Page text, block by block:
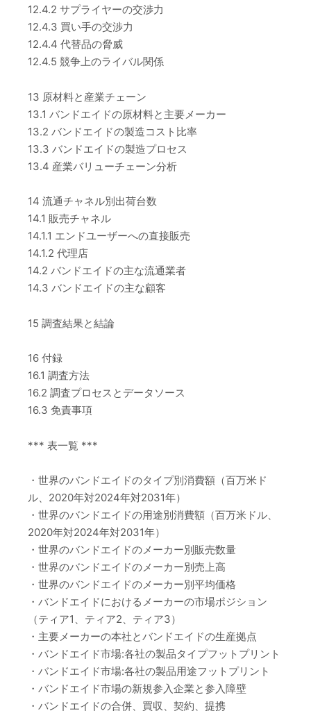
12.4.2 サプライヤーの交渉力
12.4.3 買い手の交渉力
12.4.4 代替品の脅威
12.4.5 競争上のライバル関係
13 原材料と産業チェーン
13.1 バンドエイドの原材料と主要メーカー
13.2 バンドエイドの製造コスト比率
13.3 バンドエイドの製造プロセス
13.4 産業バリューチェーン分析
14 流通チャネル別出荷台数
14.1 販売チャネル
14.1.1 エンドユーザーへの直接販売
14.1.2 代理店
14.2 バンドエイドの主な流通業者
14.3 バンドエイドの主な顧客
15 調査結果と結論
16 付録
16.1 調査方法
16.2 調査プロセスとデータソース
16.3 免責事項
*** 表一覧 ***
・世界のバンドエイドのタイプ別消費額（百万米ド
ル、2020年対2024年対2031年）
・世界のバンドエイドの用途別消費額（百万米ドル、
2020年対2024年対2031年）
・世界のバンドエイドのメーカー別販売数量
・世界のバンドエイドのメーカー別売上高
・世界のバンドエイドのメーカー別平均価格
・バンドエイドにおけるメーカーの市場ポジション
（ティア1、ティア2、ティア3）
・主要メーカーの本社とバンドエイドの生産拠点
・バンドエイド市場:各社の製品タイプフットプリント
・バンドエイド市場:各社の製品用途フットプリント
・バンドエイド市場の新規参入企業と参入障壁
・バンドエイドの合併、買収、契約、提携